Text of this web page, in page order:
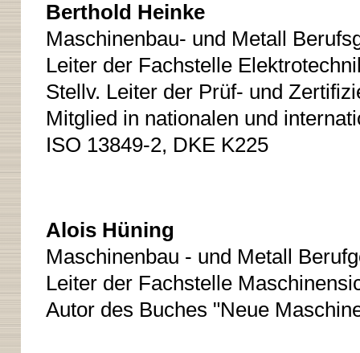
Berthold Heinke
Maschinenbau- und Metall
Leiter der Fachstelle
Stellv. Leiter der Prüf- und
Mitglied in nationalen und
ISO 13849-2, DKE K225
Alois Hüning
Maschinenbau - und Metall
Leiter der Fachstelle
Autor des Buches "Neue